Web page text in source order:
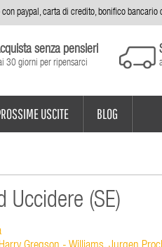
paypal, carta di credito, bonifico bancario
senza pensieri
30 giorni per ripensarci
USCITE BLOG
Uccidere (SE)